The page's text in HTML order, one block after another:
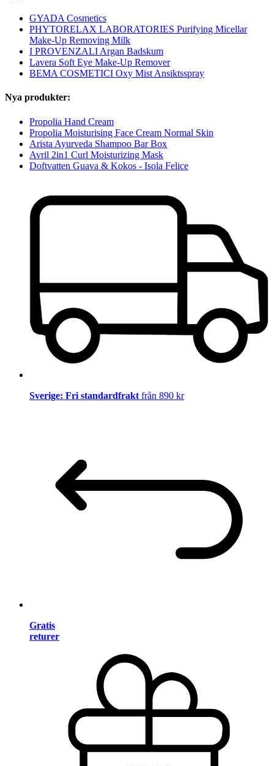
GYADA Cosmetics
PHYTORELAX LABORATORIES Purifying Micellar
Make-Up Removing Milk
I PROVENZALI Argan Badskum
Lavera Soft Eye Make-Up Remover
BEMA COSMETICI Oxy Mist Ansiktsspray
Nya produkter:
Propolia Hand Cream
Propolia Moisturising Face Cream Normal Skin
Arista Ayurveda Shampoo Bar Box
Avril 2in1 Curl Moisturizing Mask
Doftvatten Guava & Kokos - Isola Felice
Sverige: Fri standardfrakt från 890 kr
Gratis
returer